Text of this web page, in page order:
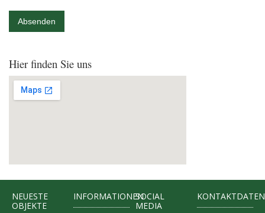
Absenden
Hier finden Sie uns
NEUESTE
OBJEKTE
INFORMATIONENSOCIAL
MEDIA
KONTAKTDATEN